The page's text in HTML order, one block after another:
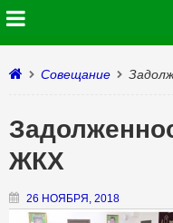
Совещание
ЖКХ
26 НОЯБРЯ, 2018